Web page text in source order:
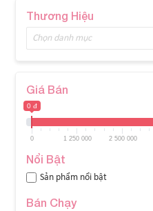
Thương Hiệu
Chọn danh mục
Giá Bán
0 đ
0 1 250 000 2 500 000
Nổi Bật
Sản phẩm nổi bật
Bán Chạy